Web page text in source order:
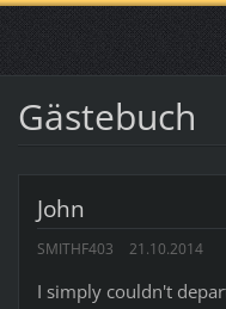
Gästebuch
John
SMITHF403 21.10.2014
I simply couldn't